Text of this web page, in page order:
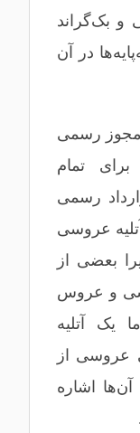
و بک‌گراند
در آن
مجوز رسمی
تمام
رسمی
عروسی
بعضی از
و عروس
یک آتلیه
عروسی از
اشاره